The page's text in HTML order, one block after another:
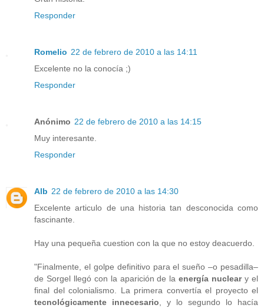
Responder
Romelio 22 de febrero de 2010 a las 14:11
Excelente no la conocía ;)
Responder
Anónimo 22 de febrero de 2010 a las 14:15
Muy interesante.
Responder
Alb 22 de febrero de 2010 a las 14:30
Excelente articulo de una historia tan desconocida como
fascinante.
Hay una pequeña cuestion con la que no estoy deacuerdo.
"Finalmente, el golpe definitivo para el sueño –o pesadilla–
de Sorgel llegó con la aparición de laenergía nucleary el
final del colonialismo. La primera convertía el proyecto el
tecnológicamente innecesario , y lo segundo lo hacía